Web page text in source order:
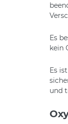
Es
kein
Es
und